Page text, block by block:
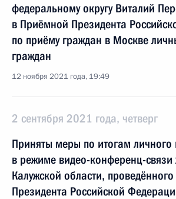
федеральному округу Виталий
в Приёмной Президента
по приёму граждан в Москве
граждан
12 ноября 2021 года, 19:49
2 сентября 2021 года, четверг
Приняты меры по итогам личного
в режиме видео-конференц-связи
Калужской области,
Президента Российской